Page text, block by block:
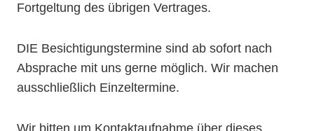
Fortgeltung des übrigen Vertrages.
DIE Besichtigungstermine sind ab sofort nach
Absprache mit uns gerne möglich. Wir machen
ausschließlich Einzeltermine.